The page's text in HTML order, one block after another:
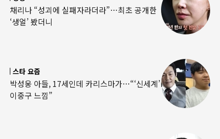
채리나 “성괴에 실패자라더라”…최초 공개한
‘생얼’ 봤더니
스타 요즘
박성웅 아들, 17세인데 카리스마가…“‘신세계’
이중구 느낌”